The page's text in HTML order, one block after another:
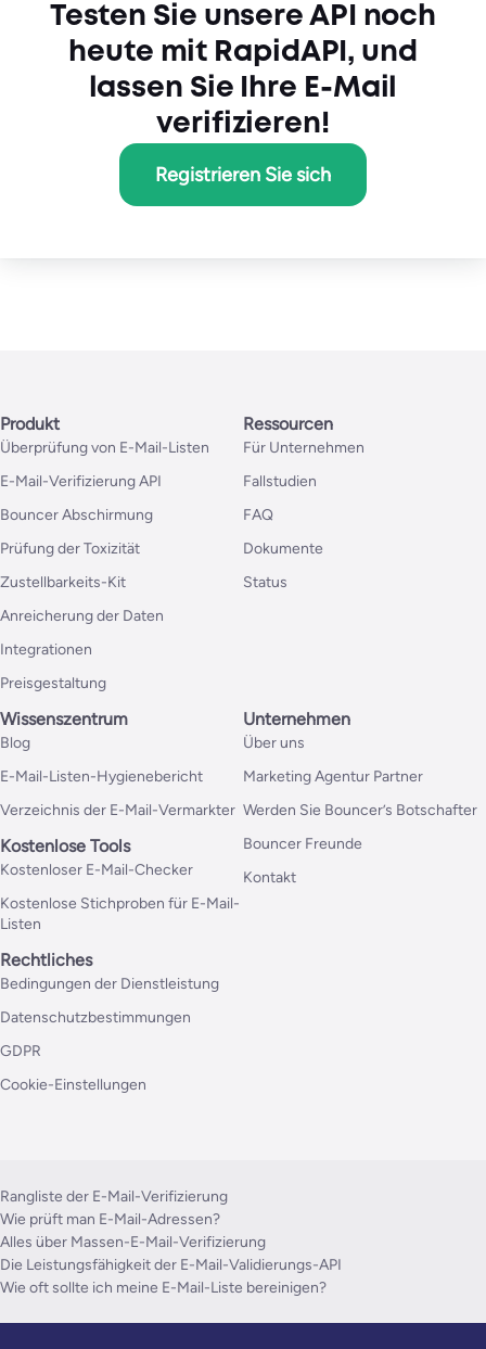
Testen Sie unsere API noch
heute mit RapidAPI, und
lassen Sie Ihre E-Mail
verifizieren!
Registrieren Sie sich
Produkt
Überprüfung von E-Mail-Listen
E-Mail-Verifizierung API
Bouncer Abschirmung
Prüfung der Toxizität
Zustellbarkeits-Kit
Anreicherung der Daten
Integrationen
Preisgestaltung
Ressourcen
Für Unternehmen
Fallstudien
FAQ
Dokumente
Status
Wissenszentrum
Blog
E-Mail-Listen-Hygienebericht
Verzeichnis der E-Mail-Vermarkter
Kostenlose Tools
Kostenloser E-Mail-Checker
Kostenlose Stichproben für E-Mail-
Listen
Unternehmen
Über uns
Marketing Agentur Partner
Werden Sie Bouncer’s Botschafter
Bouncer Freunde
Kontakt
Rechtliches
Bedingungen der Dienstleistung
Datenschutzbestimmungen
GDPR
Cookie-Einstellungen
Rangliste der E-Mail-Verifizierung
Wie prüft man E-Mail-Adressen?
Alles über Massen-E-Mail-Verifizierung
Die Leistungsfähigkeit der E-Mail-Validierungs-API
Wie oft sollte ich meine E-Mail-Liste bereinigen?